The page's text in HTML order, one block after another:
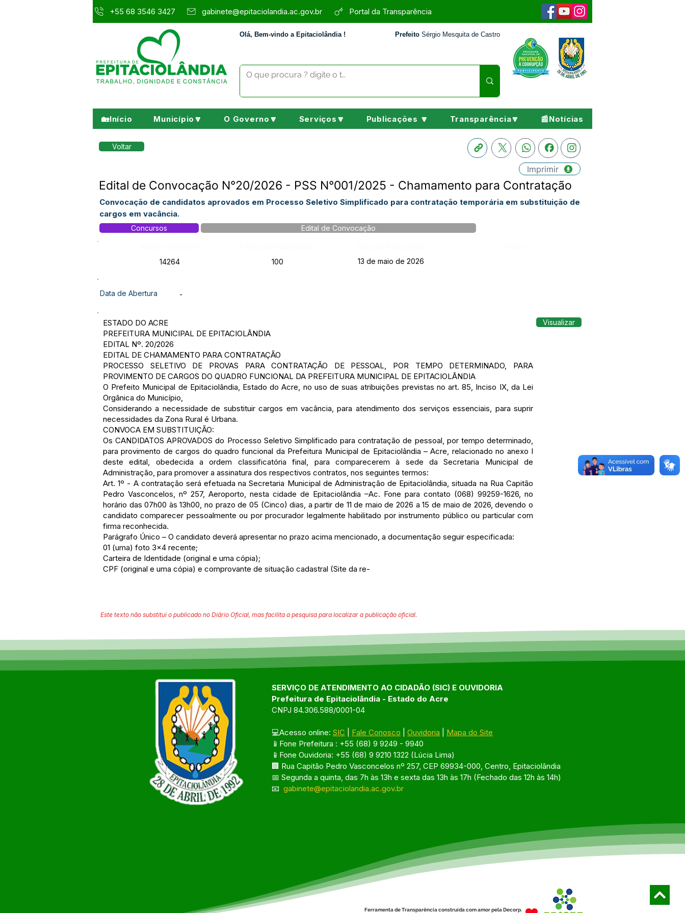
+55 68 3546 3427 gabinete@epitaciolandia.ac.gov.br Portal da Transparência
Olá, Bem-vindo a Epitaciolândia ! Prefeito Sérgio Mesquita de Castro
🏡Início Município🔽 O Governo🔽 Serviços🔽 Publicações 🔽 Transparência🔽 📰Notícias
Voltar
Imprimir
Edital de Convocação N°20/2026 - PSS N°001/2025 - Chamamento para Contratação
Convocação de candidatos aprovados em Processo Seletivo Simplificado para contratação temporária em substituição de
cargos em vacância.
Concursos Edital de Convocação
14264
100 13 de maio de 2026
Data de Abertura -
ESTADO DO ACRE
PREFEITURA MUNICIPAL DE EPITACIOLÂNDIA
EDITAL Nº. 20/2026
EDITAL DE CHAMAMENTO PARA CONTRATAÇÃO
PROCESSO SELETIVO DE PROVAS PARA CONTRATAÇÃO DE PESSOAL, POR TEMPO DETERMINADO, PARA
PROVIMENTO DE CARGOS DO QUADRO FUNCIONAL DA PREFEITURA MUNICIPAL DE EPITACIOLÂNDIA
O Prefeito Municipal de Epitaciolândia, Estado do Acre, no uso de suas atribuições previstas no art. 85, Inciso IX, da Lei
Orgânica do Município,
Considerando a necessidade de substituir cargos em vacância, para atendimento dos serviços essenciais, para suprir
necessidades da Zona Rural é Urbana.
CONVOCA EM SUBSTITUIÇÃO:
Os CANDIDATOS APROVADOS do Processo Seletivo Simplificado para contratação de pessoal, por tempo determinado,
para provimento de cargos do quadro funcional da Prefeitura Municipal de Epitaciolândia – Acre, relacionado no anexo I
deste edital, obedecida a ordem classificatória final, para comparecerem à sede da Secretaria Municipal de
Administração, para promover a assinatura dos respectivos contratos, nos seguintes termos:
Art. 1º - A contratação será efetuada na Secretaria Municipal de Administração de Epitaciolândia, situada na Rua Capitão
Pedro Vasconcelos, nº 257, Aeroporto, nesta cidade de Epitaciolândia –Ac. Fone para contato (068) 99259-1626, no
horário das 07h00 às 13h00, no prazo de 05 (Cinco) dias, a partir de 11 de maio de 2026 a 15 de maio de 2026, devendo o
candidato comparecer pessoalmente ou por procurador legalmente habilitado por instrumento público ou particular com
firma reconhecida.
Parágrafo Único – O candidato deverá apresentar no prazo acima mencionado, a documentação seguir especificada:
01 (uma) foto 3x4 recente;
Carteira de Identidade (original e uma cópia);
CPF (original e uma cópia) e comprovante de situação cadastral (Site da re-
Visualizar
Este texto não substitui o publicado no Diário Oficial, mas facilita a pesquisa para localizar a publicação oficial.
SERVIÇO DE ATENDIMENTO AO CIDADÃO (SIC) E OUVIDORIA
Prefeitura de Epitaciolândia - Estado do Acre
CNPJ 84.306.588/0001-04
💻Acesso online: SIC Fale Conosco Ouvidoria
Mapa do Site
📱Fone Prefeitura : +55 (68) 9 9249 - 9940
📱Fone Ouvidoria: +55 (68) 9 9210 1322 (Lúcia Lima)
🏢 Rua Capitão Pedro Vasconcelos nº 257, CEP 69934-000, Centro, Epitaciolândia
📅 Segunda a quinta, das 7h às 13h e sexta das 13h às 17h (Fechado das 12h às 14h)
📧 gabinete@epitaciolandia.ac.gov.br
Ferramenta de Transparência construída com amor pela Decorp.